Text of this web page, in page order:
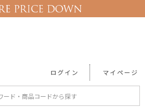
ログイン マイページ